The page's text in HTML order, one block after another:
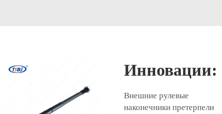
Инновации:
Внешние рулевые
наконечники претерпели